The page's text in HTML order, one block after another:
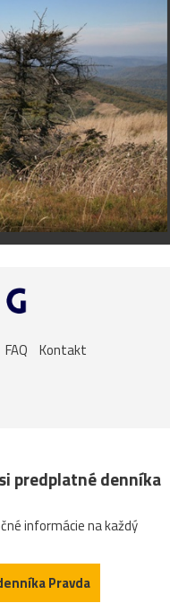
FAQ Kontakt
predplatné denníka
informácie na každý
Pravda